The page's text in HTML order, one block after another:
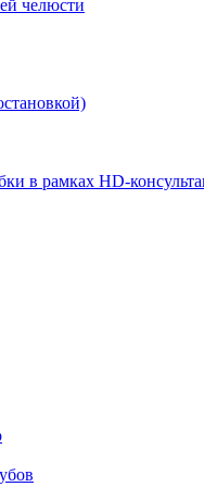
челюсти
в рамках HD-